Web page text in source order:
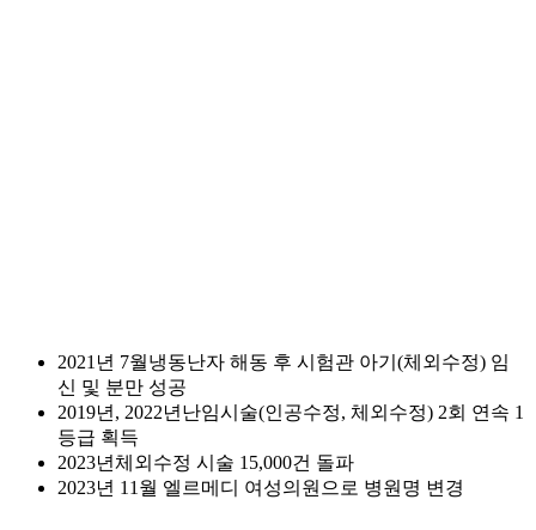
2021년 7월냉동난자 해동 후 시험관 아기(체외수정) 임
신 및 분만 성공
2019년, 2022년 난임시술(인공수정, 체외수정) 2회 연속 1
등급 획득
2023년 체외수정 시술 15,000건 돌파
2023년 11월 엘르메디 여성의원으로 병원명 변경